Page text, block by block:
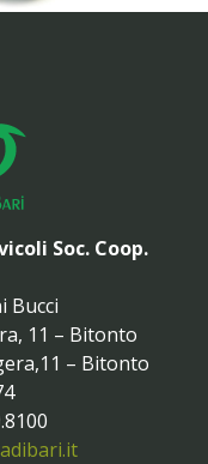
Soc. Coop.
Bucci
11 – Bitonto
– Bitonto